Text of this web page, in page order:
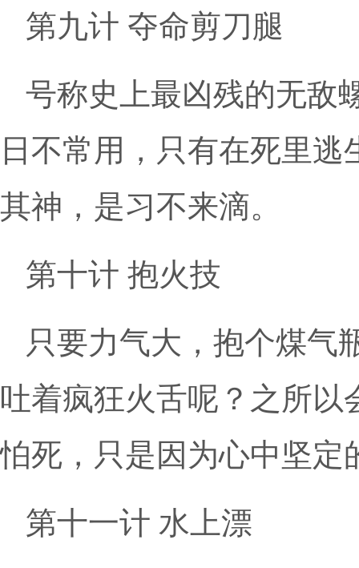
第九计 夺命剪刀腿
号称史上最凶残的无敌
日不常用，只有在死里
其神，是习不来滴。
第十计 抱火技
只要力气大，抱个煤气
吐着疯狂火舌呢？之所以
怕死，只是因为心中坚定
第十一计 水上漂